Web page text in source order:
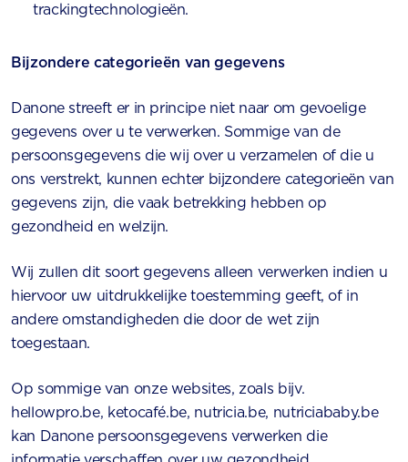
trackingtechnologieën.
Bijzondere categorieën van gegevens
Danone streeft er in principe niet naar om gevoelige
gegevens over u te verwerken. Sommige van de
persoonsgegevens die wij over u verzamelen of die u
ons verstrekt, kunnen echter bijzondere categorieën van
gegevens zijn, die vaak betrekking hebben op
gezondheid en welzijn.
Wij zullen dit soort gegevens alleen verwerken indien u
hiervoor uw uitdrukkelijke toestemming geeft, of in
andere omstandigheden die door de wet zijn
toegestaan.
Op sommige van onze websites, zoals bijv.
hellowpro.be, ketocafé.be, nutricia.be, nutriciababy.be
kan Danone persoonsgegevens verwerken die